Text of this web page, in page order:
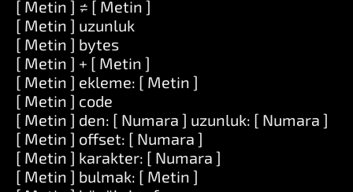
[ Metin ] ≠ [ Metin ]
[ Metin ] uzunluk
[ Metin ] bytes
[ Metin ] + [ Metin ]
[ Metin ] ekleme: [ Metin ]
[ Metin ] code
[ Metin ] den: [ Numara ] uzunluk: [ Numara ]
[ Metin ] offset: [ Numara ]
[ Metin ] karakter: [ Numara ]
[ Metin ] bulmak: [ Metin ]